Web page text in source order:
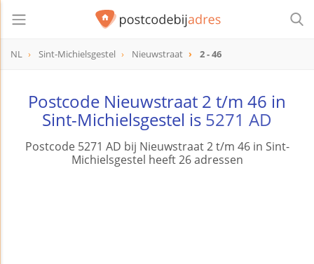
NL Sint-Michielsgestel Nieuwstraat 2 - 46
Postcode Nieuwstraat 2 t/m 46 in
Sint-Michielsgestel is 5271 AD
Postcode 5271 AD bij Nieuwstraat 2 t/m 46 in Sint-
Michielsgestel heeft 26 adressen